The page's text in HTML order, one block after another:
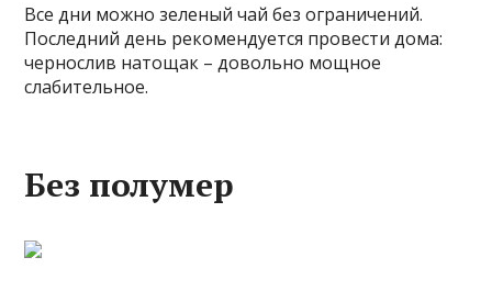
Все дни можно зеленый чай без ограничений.
Последний день рекомендуется провести дома:
чернослив натощак – довольно мощное
слабительное.
Без полумер